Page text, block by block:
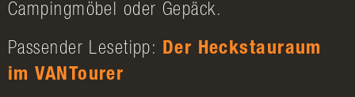
Campingmöbel oder Gepäck.
Passender Lesetipp: Der Heckstauraum
im VANTourer